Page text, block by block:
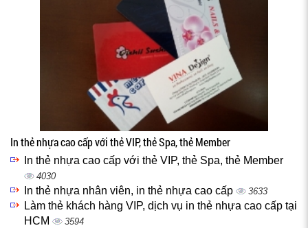
In thẻ nhựa cao cấp với thẻ VIP, thẻ Spa, thẻ Member
In thẻ nhựa cao cấp với thẻ VIP, thẻ Spa, thẻ Member
4030
In thẻ nhựa nhân viên, in thẻ nhựa cao cấp 3633
Làm thẻ khách hàng VIP, dịch vụ in thẻ nhựa cao cấp tại
HCM
3594